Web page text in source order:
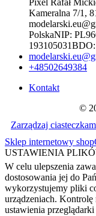
Pixel Rafał
Kameralna 7/1,
PolskaNIP:
193105031BDO:
+48502649384
Kontakt
©
Zarządzaj
Sklep internetowy
USTAWIENIA
W celu ulepszenia
dostosowania jej do
wykorzystujemy pliki
urządzeniach.
ustawienia